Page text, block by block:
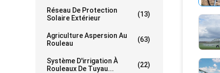
Réseau De Protection
Solaire Extérieur
(13)
Agriculture Aspersion Au
Rouleau
(63)
Système D'irrigation À
Rouleaux De Tuyau...
(22)